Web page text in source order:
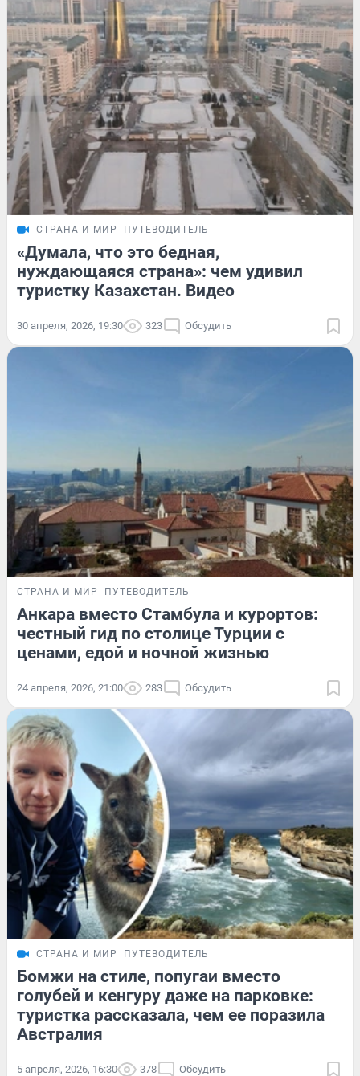
СТРАНА И МИР ПУТЕВОДИТЕЛЬ
«Думала, что это бедная,
нуждающаяся страна»: чем удивил
туристку Казахстан. Видео
30 апреля, 2026, 19:30 323 Обсудить
СТРАНА И МИР ПУТЕВОДИТЕЛЬ
Анкара вместо Стамбула и курортов:
честный гид по столице Турции с
ценами, едой и ночной жизнью
24 апреля, 2026, 21:00 283 Обсудить
СТРАНА И МИР ПУТЕВОДИТЕЛЬ
Бомжи на стиле, попугаи вместо
голубей и кенгуру даже на парковке:
туристка рассказала, чем ее поразила
Австралия
5 апреля, 2026, 16:30 378 Обсудить